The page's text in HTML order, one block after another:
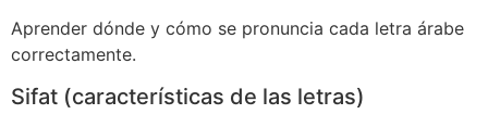
Aprender dónde y cómo se pronuncia cada letra árabe
correctamente.
Sifat (características de las letras)